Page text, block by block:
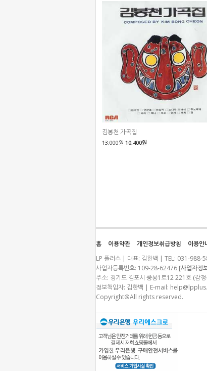
김봉천 가곡집
13,000원 10,400원
홈 이용약관 개인정보취급방침
이용안
LP 플러스 | 대표: 김한백 | TEL: 031-988-
사업자등록번호: 109-28-62476[사업자정
주소: 경기도 김포시 중봉1로12 221호 (감
정보책임자: 김한백 | E-mail:
Copyright＠All rights reserved.